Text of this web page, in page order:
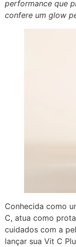
performance que
confere um glow
Conhecida como
C, atua como
cuidados com a
lançar sua Vit C